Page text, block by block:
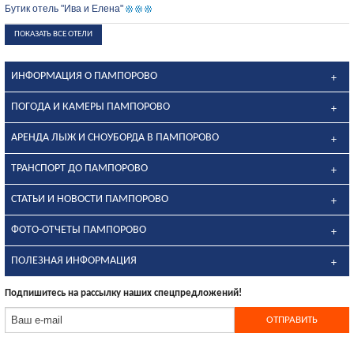
Бутик отель "Ива и Елена"
ПОКАЗАТЬ ВСЕ ОТЕЛИ
ИНФОРМАЦИЯ О ПАМПОРОВО
ПОГОДА И КАМЕРЫ ПАМПОРОВО
АРЕНДА ЛЫЖ И СНОУБОРДА В ПАМПОРОВО
ТРАНСПОРТ ДО ПАМПОРОВО
СТАТЬИ И НОВОСТИ ПАМПОРОВО
ФОТО-ОТЧЕТЫ ПАМПОРОВО
ПОЛЕЗНАЯ ИНФОРМАЦИЯ
Подпишитесь на рассылку наших спецпредложений!